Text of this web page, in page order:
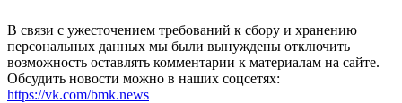
В связи с ужесточением требований к сбору и хранению
персональных данных мы были вынуждены отключить
возможность оставлять комментарии к материалам на сайте.
Обсудить новости можно в наших соцсетях:
https://vk.com/bmk.news